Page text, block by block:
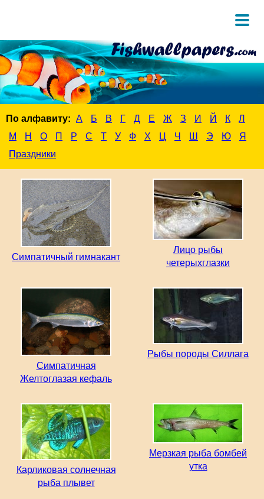
По алфавиту: А Б В Г Д Е Ж З И Й К
Л
М
Н О П Р С Т У Ф Х Ц Ч Ш Э Ю
Я
Праздники
Симпатичный гимнакант
Лицо рыбы
четерыхглазки
Симпатичная
Желтоглазая кефаль
Рыбы породы Силлага
Карликовая солнечная
рыба плывет
Мерзкая рыба бомбей
утка